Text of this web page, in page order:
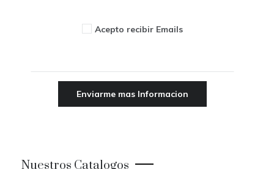
Acepto recibir Emails
Nuestros Catalogos